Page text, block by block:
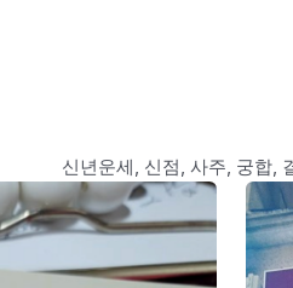
신년운세, 신점, 사주, 궁합,